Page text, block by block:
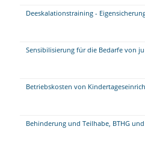
Deeskalationstraining -
Sensibilisierung für die Bedarfe von
Betriebskosten von
Behinderung und Teilhabe, BTHG und